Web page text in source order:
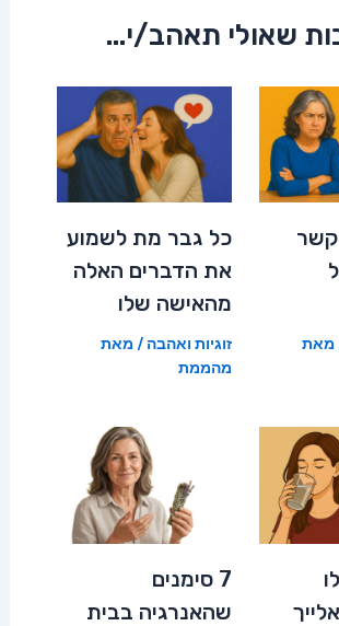
שאולי תאהב/י...
קשר
מאת
כל גבר מת לשמוע
את הדברים האלה
מהאישה שלו
זוגיות ואהבה / מאת
מהממת
7 סימנים
שהאנרגיה בבית